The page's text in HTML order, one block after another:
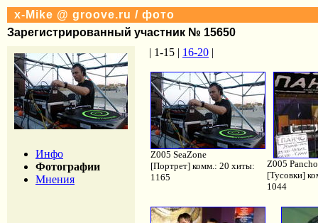
x-Mike @ groove.ru / фото
Зарегистрированный участник № 15650
Инфо
Фотографии
Мнения
| 1-15 | 16-20 |
Z005 SeaZone
[Портрет] комм.: 20 хиты:
1165
Z005 Pancho
[Тусовки]
1044